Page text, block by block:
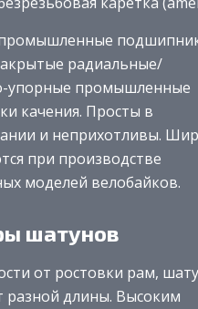
радиальные/
упорные промышленные
качения. Просты в
и неприхотливы.
при производстве
моделей велобайков.
шатунов
от ростовки рам,
разной длины. Высоким